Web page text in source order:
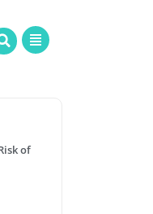
of